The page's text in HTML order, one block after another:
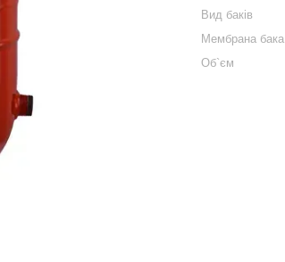
Вид баків
Мембрана бака
Об`єм